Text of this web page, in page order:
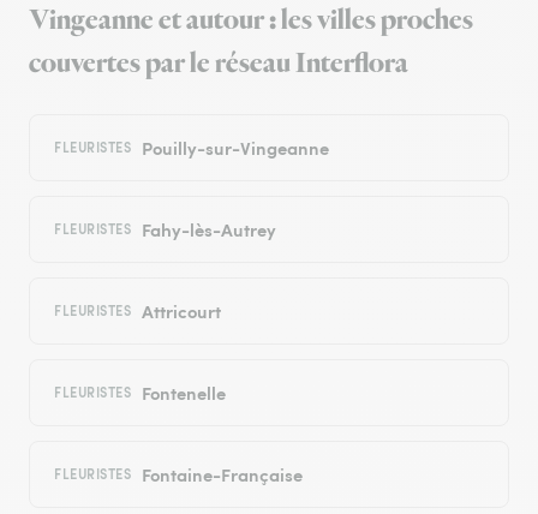
Vingeanne et autour : les villes proches
couvertes par le réseau Interflora
FLEURISTES Pouilly-sur-Vingeanne
FLEURISTES Fahy-lès-Autrey
FLEURISTES Attricourt
FLEURISTES Fontenelle
FLEURISTES Fontaine-Française